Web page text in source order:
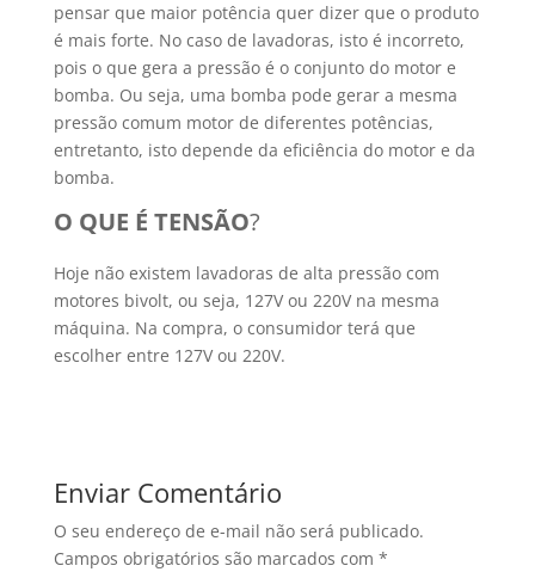
pensar que maior potência quer dizer que o produto
é mais forte. No caso de lavadoras, isto é incorreto,
pois o que gera a pressão é o conjunto do motor e
bomba. Ou seja, uma bomba pode gerar a mesma
pressão comum motor de diferentes potências,
entretanto, isto depende da eficiência do motor e da
bomba.
O QUE É TENSÃO?
Hoje não existem lavadoras de alta pressão com
motores bivolt, ou seja, 127V ou 220V na mesma
máquina. Na compra, o consumidor terá que
escolher entre 127V ou 220V.
Enviar Comentário
O seu endereço de e-mail não será publicado.
Campos obrigatórios são marcados com *